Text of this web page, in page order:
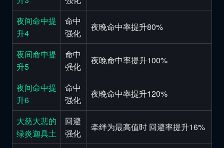
夜间命中提
升4
命中
强化
夜晚命中率提升80%
夜间命中提
升5
命中
强化
夜晚命中率提升100%
夜间命中提
升6
命中
强化
夜晚命中率提升120%
大慈大悲的
绿炎迦具土
回避
强化
牵绊为最高值时 回避率提升16%